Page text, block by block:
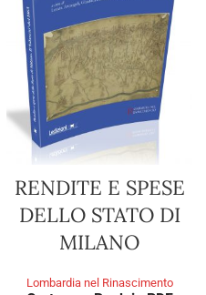
RENDITE E SPESE
DELLO STATO DI
MILANO
Lombardia nel Rinascimento